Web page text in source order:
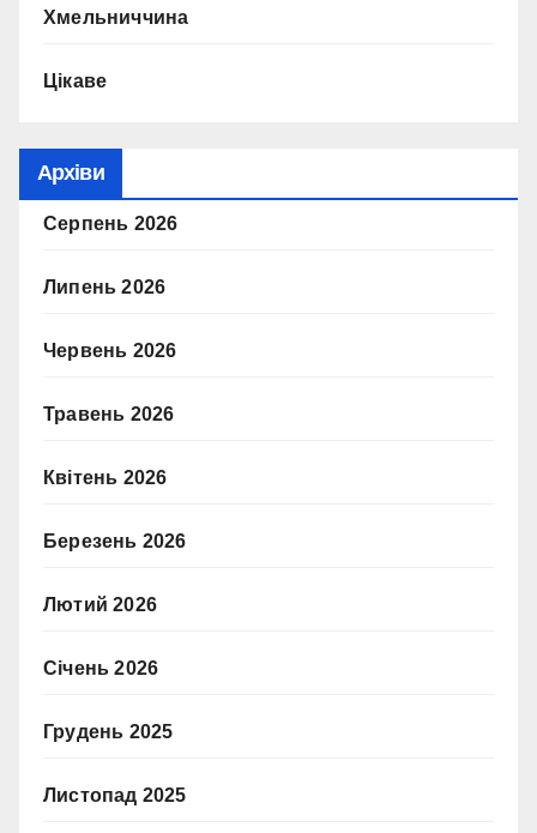
Хмельниччина
Цікаве
Архіви
Серпень 2026
Липень 2026
Червень 2026
Травень 2026
Квітень 2026
Березень 2026
Лютий 2026
Січень 2026
Грудень 2025
Листопад 2025